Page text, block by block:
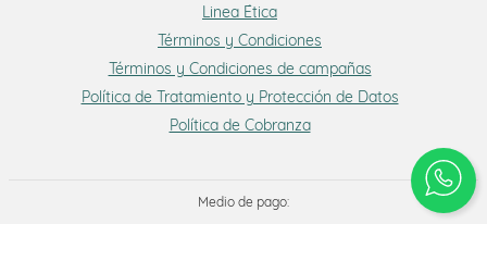
Linea Ética
Términos y Condiciones
Términos y Condiciones de campañas
Política de Tratamiento y Protección de Datos
Política de Cobranza
Medio de pago: